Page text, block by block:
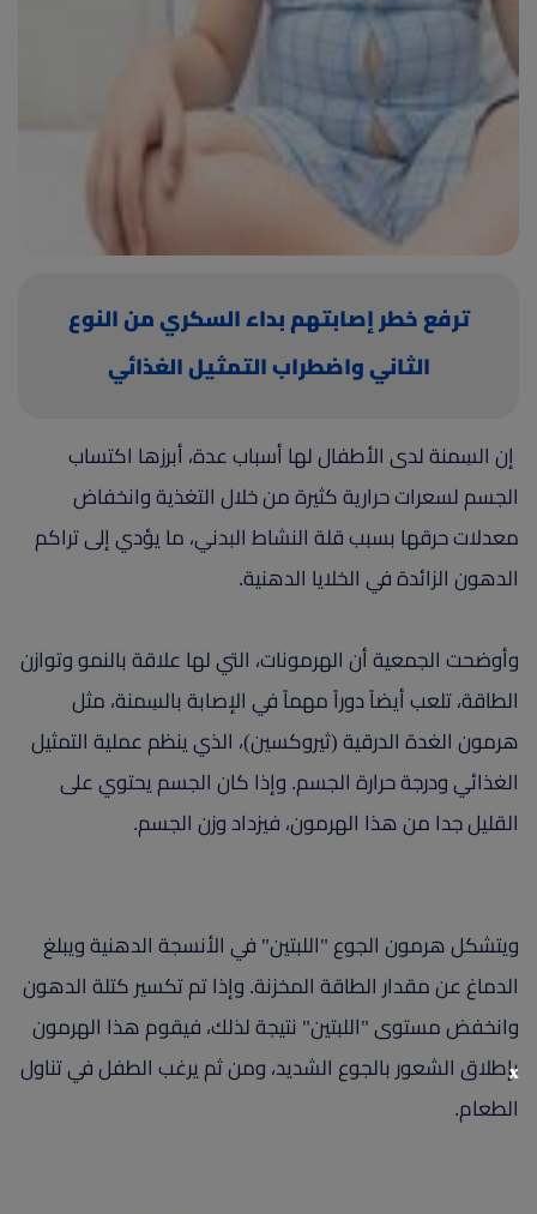
أعلن معنا
ترفع خطر إصابتهم بداء السكري من النوع
الثاني واضطراب التمثيل الغذائي
إن السِمنة لدى الأطفال لها أسباب عدة، أبرزها اكتساب
الجسم لسعرات حرارية كثيرة من خلال التغذية وانخفاض
معدلات حرقها بسبب قلة النشاط البدني، ما يؤدي إلى تراكم
الدهون الزائدة في الخلايا الدهنية.
وأوضحت الجمعية أن الهرمونات، التي لها علاقة بالنمو وتوازن
الطاقة، تلعب أيضاً دوراً مهماً في الإصابة بالسِمنة، مثل
هرمون الغدة الدرقية (ثيروكسين)، الذي ينظم عملية التمثيل
الغذائي ودرجة حرارة الجسم. وإذا كان الجسم يحتوي على
القليل جدا من هذا الهرمون، فيزداد وزن الجسم.
ويتشكل هرمون الجوع "اللبتين" في الأنسجة الدهنية ويبلغ
الدماغ عن مقدار الطاقة المخزنة. وإذا تم تكسير كتلة الدهون
وانخفض مستوى "اللبتين" نتيجة لذلك، فيقوم هذا الهرمون
بإطلاق الشعور بالجوع الشديد، ومن ثم يرغب الطفل في تناول
الطعام.
x